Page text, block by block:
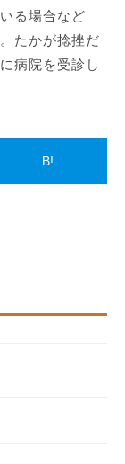
る場合など
たかが捻挫だ
病院を受診し
B!